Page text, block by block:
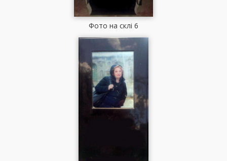
Фото на склі 6